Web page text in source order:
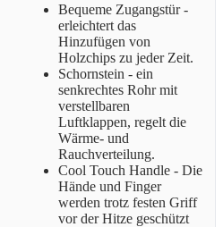
Bequeme Zugangstür -
erleichtert das
Hinzufügen von
Holzchips zu jeder Zeit.
Schornstein - ein
senkrechtes Rohr mit
verstellbaren
Luftklappen, regelt die
Wärme- und
Rauchverteilung.
Cool Touch Handle - Die
Hände und Finger
werden trotz festen Griff
vor der Hitze geschützt